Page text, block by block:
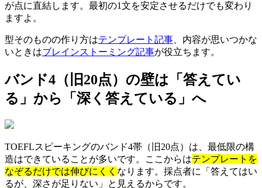
が点に直結します。最初の1文を安定させるだけでも変わり
ますよ。
型そのものの作り方はテンプレート記事 、内容が思いつかな
いときはブレインストーミング記事が役立ちます。
バンド4（旧20点）の壁は「答えてい
る」から「深く答えている」へ
TOEFLスピーキングのバンド4帯（旧20点）は、最低限の構
造はできていることが多いです。ここからはテンプレートを
なぞるだけでは伸びにくく なります。採点者に「答えてはい
るが、深さが足りない」と見えるからです。